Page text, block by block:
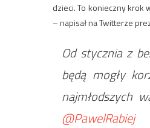
dzieci. To konieczny krok
– napisał na Twitterze
Od stycznia z
będą mogły
najmłodszych
@PawelRabiej